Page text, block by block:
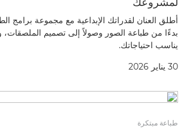
بدءًا من طباعة الصور وصولاً إلى تصميم الملصقات،
يناسب احتياجاتك.
30 يناير 2026
طباعة مبتكرة